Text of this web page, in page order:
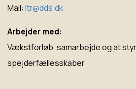
Mail: ltr@dds.dk
Arbejder med:
Vækstforløb, samarbejde og at
spejderfællesskaber